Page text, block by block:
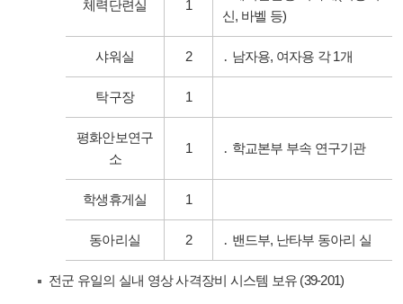
체력단련실 1
신, 바벨 등)
샤워실 2 ․ 남자용, 여자용 각 1개
탁구장 1
평화안보연구
소
1 ․ 학교본부 부속 연구기관
학생휴게실 1
동아리실 2 ․ 밴드부, 난타부 동아리 실
전군 유일의 실내 영상 사격장비 시스템 보유 (39-201)